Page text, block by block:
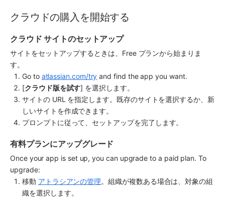
クラウドの購入を開始する
クラウド サイトのセットアップ
サイトをセットアップするときは、Free プランから始まりま
す。
Go to atlassian.com/try and find the app you want.
[クラウド版を試す] を選択します。
サイトの URL を指定します。既存のサイトを選択するか、新
しいサイトを作成できます。
プロンプトに従って、セットアップを完了します。
有料プランにアップグレード
Once your app is set up, you can upgrade to a paid plan. To
upgrade:
移動 アトラシアンの管理。組織が複数ある場合は、対象の組
織を選択します。